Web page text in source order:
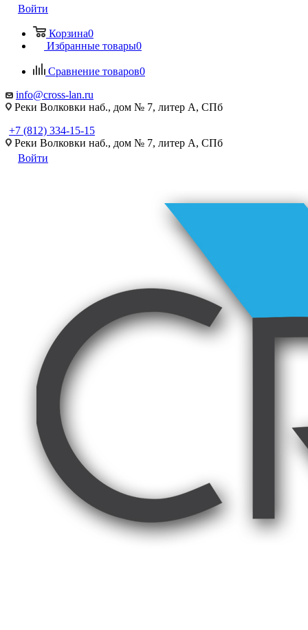
Войти
Корзина0
Избранные товары0
Сравнение товаров0
info@cross-lan.ru
Реки Волковки наб., дом № 7, литер А, СПб
+7 (812) 334-15-15
Реки Волковки наб., дом № 7, литер А, СПб
Войти